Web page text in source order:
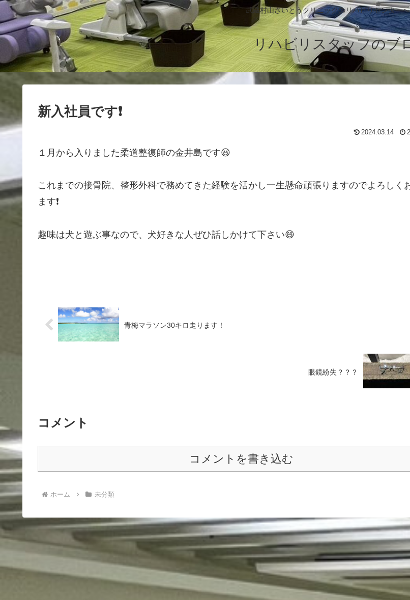
武蔵村山さいとうクリニックのリハビリセンター
リハビリスタッフのブ
新入社員です❗
2024.03.14
１月から入りました柔道整復師の金井島です😃
これまでの接骨院、整形外科で務めてきた経験を活かし一生懸命頑張りますのでよろしく
ます❗
趣味は犬と遊ぶ事なので、犬好きな人ぜひ話しかけて下さい😄
青梅マラソン30キロ走ります！
眼鏡紛失？？？
コメント
コメントを書き込む
ホーム 未分類